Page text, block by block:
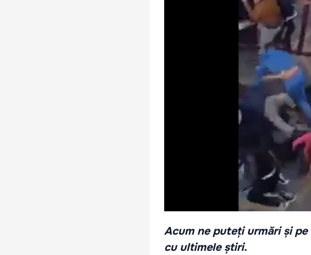
Acum ne puteți urmări și pe
cu ultimele știri.